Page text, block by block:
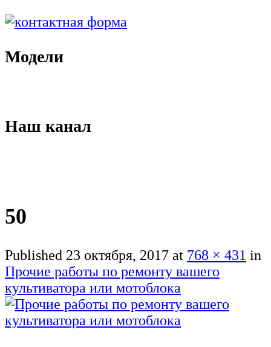
Модели
Наш канал
50
Published 23 октября, 2017 at 768 × 431 in
Прочие работы по ремонту вашего
культиватора или мотоблока